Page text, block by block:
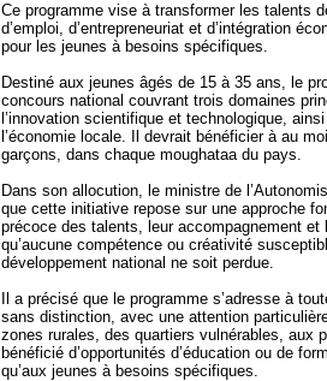
Ce programme vise à transformer les talents
d’emploi, d’entrepreneuriat et d’intégration
pour les jeunes à besoins spécifiques.
Destiné aux jeunes âgés de 15 à 35 ans, le
concours national couvrant trois domaines
l’innovation scientifique et technologique,
l’économie locale. Il devrait bénéficier à au
garçons, dans chaque moughataa du pays.
Dans son allocution, le ministre de
que cette initiative repose sur une approche
précoce des talents, leur accompagnement et
qu’aucune compétence ou créativité
développement national ne soit perdue.
Il a précisé que le programme s’adresse à
sans distinction, avec une attention
zones rurales, des quartiers vulnérables, aux
bénéficié d’opportunités d’éducation ou de
qu’aux jeunes à besoins spécifiques.